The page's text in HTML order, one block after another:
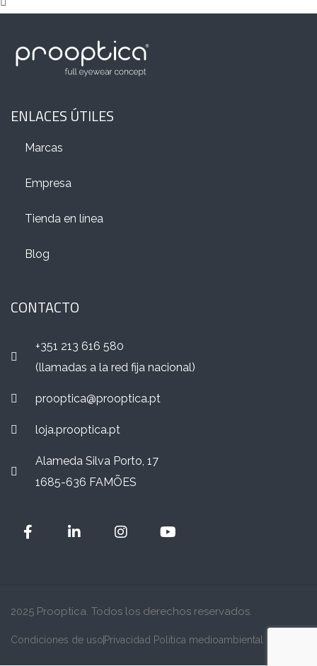
ENLACES ÚTILES
Marcas
Empresa
Tienda en línea
Blog
CONTACTO
+351 213 616 580
(llamadas a la red fija nacional)
prooptica@prooptica.pt
loja.prooptica.pt
Alameda Silva Porto, 17
1685-636 FAMÕES
2025 Prooptica. Todos los derechos reservados.
Condiciones de uso Privacidad Política medioambiental